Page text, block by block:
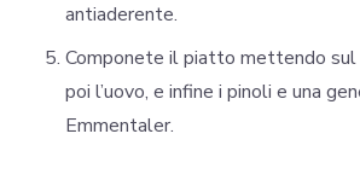
antiaderente.
Componete il piatto mettendo sul
poi l’uovo, e infine i pinoli e una
Emmentaler.